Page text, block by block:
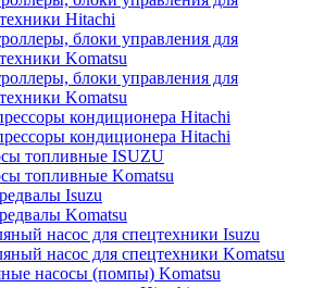
Hitachi
блоки управления для
Komatsu
блоки управления для
Komatsu
кондиционера Hitachi
кондиционера Hitachi
топливные ISUZU
топливные Komatsu
Isuzu
Komatsu
насос для спецтехники Isuzu
насос для спецтехники Komatsu
насосы (помпы) Komatsu